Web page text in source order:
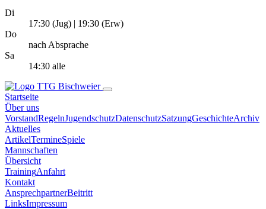
Di
17:30 (Jug) | 19:30 (Erw)
Do
nach Absprache
Sa
14:30 alle
Startseite
Über uns
VorstandRegelnJugendschutzDatenschutzSatzungGeschichteArchiv
Aktuelles
ArtikelTermineSpiele
Mannschaften
Übersicht
TrainingAnfahrt
Kontakt
AnsprechpartnerBeitritt
LinksImpressum